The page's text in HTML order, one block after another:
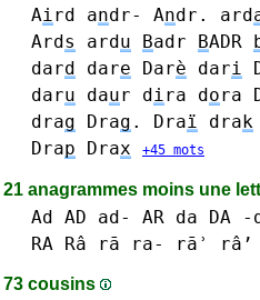
Aird andr- Andr. ard
Ards ardu Badr BADR
dard dare Darè dari
daru daur dira dora
drag Drag . Draï drak
Drap Drax +45 mots
21 anagrammes moins une
Ad AD ad- AR da DA -
RA Râ rā ra- rāʾ râ’
73 cousins